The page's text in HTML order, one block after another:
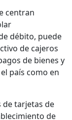
centran
débito, puede
de cajeros
de bienes y
país como en
de tarjetas de
de